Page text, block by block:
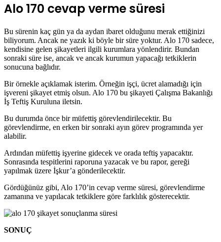
Alo 170 cevap verme süresi
Bu sürenin kaç gün ya da aydan ibaret olduğunu merak ettiğinizi
biliyorum. Ancak ne yazık ki böyle bir süre yoktur. Alo 170 sadece,
kendisine gelen şikayetleri ilgili kurumlara yönlendirir. Bundan
sonraki süre ise, ancak ve ancak kurumun yapacağı tetkiklerin
sonucuna bağlıdır.
Bir örnekle açıklamak isterim. Örneğin işçi, ücret alamadığı için
işvereni şikayet etmiş olsun. Alo 170 bu şikayeti Çalışma Bakanlığı
İş Teftiş Kuruluna iletsin.
Bu durumda önce bir müfettiş görevlendirilecektir. Bu
görevlendirme, en erken bir sonraki ayın görev programında yer
alabilir.
Ardından müfettiş işyerine gidecek ve orada teftiş yapacaktır.
Sonrasında tespitlerini raporuna yazacak ve bu rapor, gereği
yapılmak üzere İşkur’a gönderilecektir.
Gördüğünüz gibi, Alo 170’in cevap verme süresi, görevlendirme
zamanına ve yapılacak tetkiklere göre farklılık gösterecektir.
SONUÇ